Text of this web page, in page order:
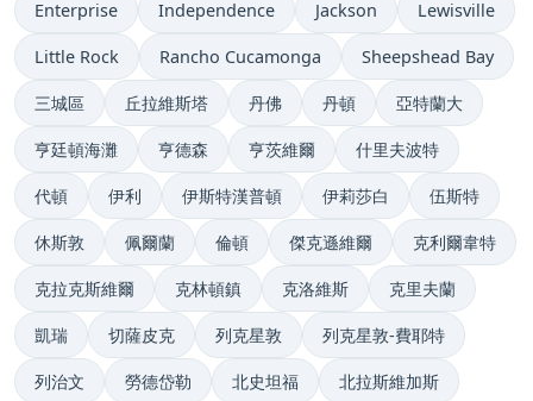
Enterprise Independence Jackson Lewisville
Little Rock Rancho Cucamonga Sheepshead Bay
三城區 丘拉維斯塔 丹佛 丹頓 亞特蘭大
亨廷頓海灘 亨德森 亨茨維爾 什里夫波特
代頓 伊利 伊斯特漢普頓 伊莉莎白 伍斯特
休斯敦 佩爾蘭 倫頓 傑克遜維爾 克利爾韋特
克拉克斯維爾 克林頓鎮 克洛維斯 克里夫蘭
凱瑞 切薩皮克 列克星敦 列克星敦-費耶特
列治文 勞德岱勒 北史坦福 北拉斯維加斯